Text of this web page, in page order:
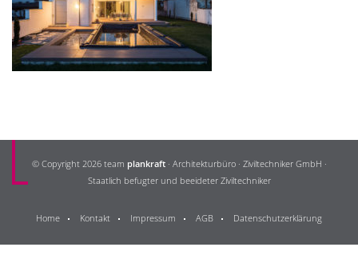
NEWS
REFERENZEN
KONTAKT
© Copyright 2026 team plankraft· Architekturbüro · Ziviltechniker GmbH ·
Staatlich befugter und beeideter Ziviltechniker
Home Kontakt Impressum AGB Datenschutzerklärung